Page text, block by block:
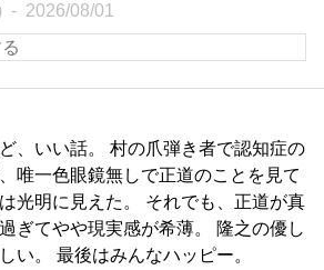
2026/08/01
、いい話。 村の爪弾き者で認知症の
唯一色眼鏡無しで正道のことを見て
光明に見えた。 それでも、正道が真
ぎてやや現実感が希薄。 隆之の優し
い。 最後はみんなハッピー。